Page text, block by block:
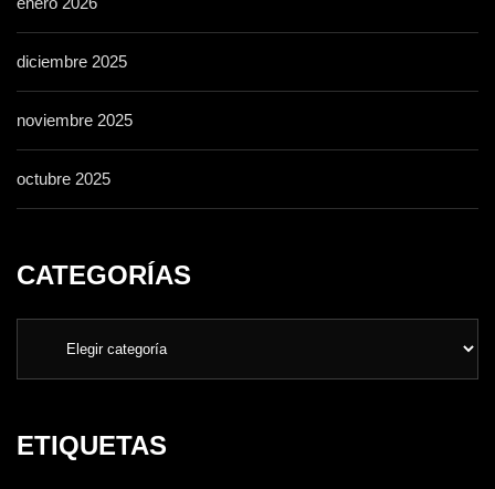
diciembre 2025
noviembre 2025
octubre 2025
CATEGORÍAS
ETIQUETAS